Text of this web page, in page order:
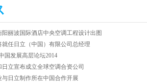
阳丽波国际酒店中央空调工程设计出图
就任日立（中国）有限公司总经理
国发展高层论坛2014
立宣布成立全球空调合资公司
与日立制作所在中国合作开展